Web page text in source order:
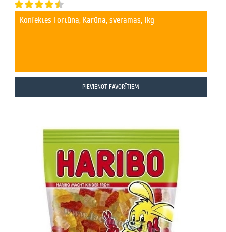
Konfektes Fortūna, Karūna, sveramas, 1kg
PIEVIENOT FAVORĪTIEM